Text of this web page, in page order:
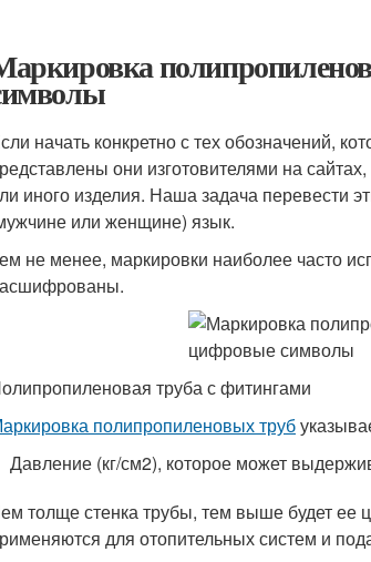
начать конкретно с тех обозначений,
они изготовителями на
иного изделия. Наша задача перевести
или женщине) язык.
не менее, маркировки наиболее часто
труба с фитингами
полипропиленовых труб
Давление (кг/см2), которое может
толще стенка трубы, тем выше будет
для отопительных систем и